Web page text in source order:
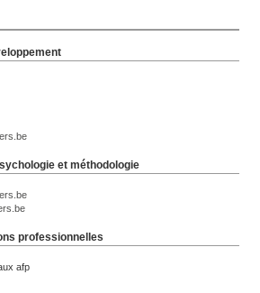
et méthodologie
professionnelles
afp